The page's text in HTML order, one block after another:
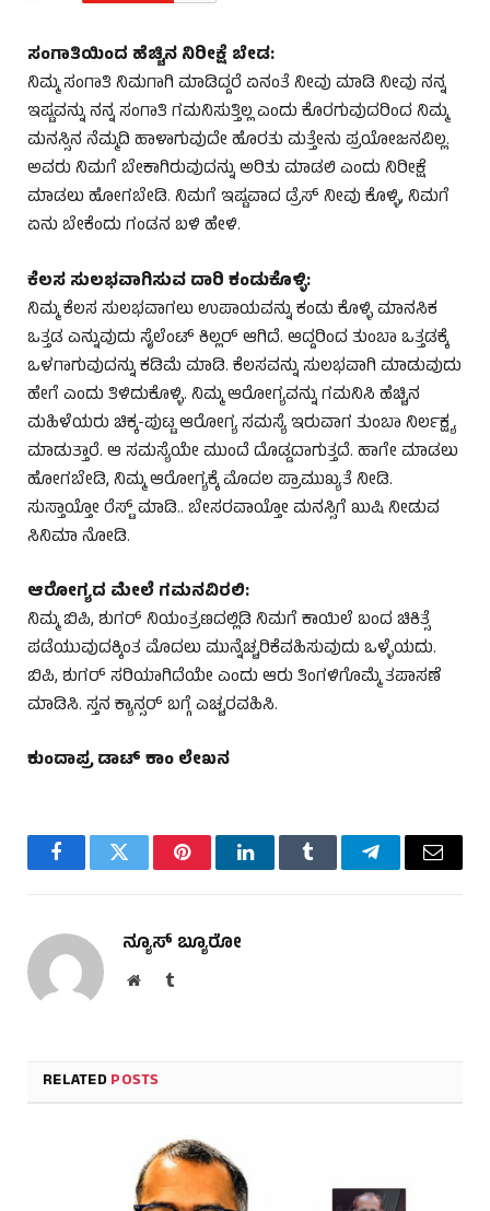
ಸಂಗಾತಿಯಿಂದ ಹೆಚ್ಚಿನ ನಿರೀಕ್ಷೆ ಬೇಡ:
ನಿಮ್ಮ ಸಂಗಾತಿ ನಿಮಗಾಗಿ ಮಾಡಿದ್ದರೆ ಏನಂತೆ ನೀವು ಮಾಡಿ ನೀವು ನನ್ನ
ಇಷ್ಟವನ್ನು ನನ್ನ ಸಂಗಾತಿ ಗಮನಿಸುತ್ತಿಲ್ಲ ಎಂದು ಕೊರಗುವುದರಿಂದ ನಿಮ್ಮ
ಮನಸ್ಸಿನ ನೆಮ್ಮದಿ ಹಾಳಾಗುವುದೇ ಹೊರತು ಮತ್ತೇನು ಪ್ರಯೋಜನವಿಲ್ಲ.
ಅವರು ನಿಮಗೆ ಬೇಕಾಗಿರುವುದನ್ನು ಅರಿತು ಮಾಡಲಿ ಎಂದು ನಿರೀಕ್ಷೆ
ಮಾಡಲು ಹೋಗಬೇಡಿ. ನಿಮಗೆ ಇಷ್ಟವಾದ ಡ್ರೆಸ್ ನೀವು ಕೊಳ್ಳಿ, ನಿಮಗೆ
ಏನು ಬೇಕೆಂದು ಗಂಡನ ಬಳಿ ಹೇಳಿ.
ಕೆಲಸ ಸುಲಭವಾಗಿಸುವ ದಾರಿ ಕಂಡುಕೊಳ್ಳಿ:
ನಿಮ್ಮ ಕೆಲಸ ಸುಲಭವಾಗಲು ಉಪಾಯವನ್ನು ಕಂಡು ಕೊಳ್ಳಿ ಮಾನಸಿಕ
ಒತ್ತಡ ಎನ್ನುವುದು ಸೈಲೆಂಟ್ ಕಿಲ್ಲರ್ ಆಗಿದೆ. ಆದ್ದರಿಂದ ತುಂಬಾ ಒತ್ತಡಕ್ಕೆ
ಒಳಗಾಗುವುದನ್ನು ಕಡಿಮೆ ಮಾಡಿ. ಕೆಲಸವನ್ನು ಸುಲಭವಾಗಿ ಮಾಡುವುದು
ಹೇಗೆ ಎಂದು ತಿಳಿದುಕೊಳ್ಳಿ. ನಿಮ್ಮ ಆರೋಗ್ಯವನ್ನು ಗಮನಿಸಿ ಹೆಚ್ಚಿನ
ಮಹಿಳೆಯರು ಚಿಕ್ಕ-ಪುಟ್ಟ ಆರೋಗ್ಯ ಸಮಸ್ಯೆ ಇರುವಾಗ ತುಂಬಾ ನಿರ್ಲಕ್ಷ್ಯ
ಮಾಡುತ್ತಾರೆ. ಆ ಸಮಸ್ಯೆಯೇ ಮುಂದೆ ದೊಡ್ಡದಾಗುತ್ತದೆ. ಹಾಗೇ ಮಾಡಲು
ಹೋಗಬೇಡಿ, ನಿಮ್ಮ ಆರೋಗ್ಯಕ್ಕೆ ಮೊದಲ ಪ್ರಾಮುಖ್ಯತೆ ನೀಡಿ.
ಸುಸ್ತಾಯ್ತೋ ರೆಸ್ಟ್ ಮಾಡಿ.. ಬೇಸರವಾಯ್ತೋ ಮನಸ್ಸಿಗೆ ಖುಷಿ ನೀಡುವ
ಸಿನಿಮಾ ನೋಡಿ.
ಆರೋಗ್ಯದ ಮೇಲೆ ಗಮನವಿರಲಿ:
ನಿಮ್ಮ ಬಿಪಿ, ಶುಗರ್ ನಿಯಂತ್ರಣದಲ್ಲಿಡಿ ನಿಮಗೆ ಕಾಯಿಲೆ ಬಂದ ಚಿಕಿತ್ಸೆ
ಪಡೆಯುವುದಕ್ಕಿಂತ ಮೊದಲು ಮುನ್ನೆಚ್ಚರಿಕೆವಹಿಸುವುದು ಒಳ್ಳೆಯದು.
ಬಿಪಿ, ಶುಗರ್ ಸರಿಯಾಗಿದೆಯೇ ಎಂದು ಆರು ತಿಂಗಳಿಗೊಮ್ಮೆ ತಪಾಸಣೆ
ಮಾಡಿಸಿ. ಸ್ತನ ಕ್ಯಾನ್ಸರ್ ಬಗ್ಗೆ ಎಚ್ಚರವಹಿಸಿ.
ಕುಂದಾಪ್ರ ಡಾಟ್ ಕಾಂ ಲೇಖನ
FacebookTwitter PinterestLinkedInTumblr TelegramEmail
ನ್ಯೂಸ್ ಬ್ಯೂರೋ
WebsiteTumblr
RELATEDPOSTS